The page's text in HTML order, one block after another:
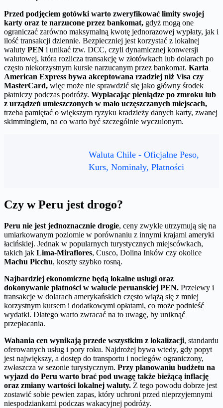
Przed podjęciem gotówki warto zweryfikować limity swojej
karty oraz te narzucone przez bankomat, gdyż mogą one
ograniczać zarówno maksymalną kwotę jednorazowej wypłaty, jak i
ilość transakcji dziennie. Bezpieczniej jest korzystać z lokalnej
waluty PEN i unikać tzw. DCC, czyli dynamicznej konwersji
walutowej, która rozlicza transakcję w złotówkach lub dolarach po
często niekorzystnym kursie narzucanym przez bankomat. Karta
American Express bywa akceptowana rzadziej niż Visa czy
MasterCard, więc może nie sprawdzić się jako główny środek
płatniczy podczas podróży. Wypłacając pieniądze po zmroku lub
z urządzeń umieszczonych w mało uczęszczanych miejscach,
trzeba pamiętać o większym ryzyku kradzieży danych karty, zwanej
skimmingiem, na co warto być szczególnie wyczulonym.
Waluta Chile - Oficjalne Peso,
Kurs, Nominały, Płatności
Czy w Peru jest drogo?
Peru nie jest jednoznacznie drogie, ceny zwykle utrzymują się na
umiarkowanym poziomie w porównaniu z innymi krajami ameryki
łacińskiej. Jednak w popularnych turystycznych miejscówkach,
takich jak Lima-Miraflores, Cusco, Dolina Inków czy okolice
Machu Picchu, koszty szybko rosną.
Najbardziej ekonomiczne będą lokalne usługi oraz
dokonywanie płatności w walucie peruanskiej PEN. Przelewy i
transakcje w dolarach amerykańskich często wiążą się z mniej
korzystnym kursem i dodatkowymi opłatami, co może podnieść
wydatki. Dlatego warto zwracać na to uwagę, by uniknąć
przepłacania.
Wahania cen wynikają przede wszystkim z lokalizacji, standardu
oferowanych usług i pory roku. Najdrożej bywa wtedy, gdy popyt
jest największy, a dostęp do transportu i noclegów ograniczony,
zwłaszcza w sezonie turystycznym. Przy planowaniu budżetu na
wyjazd do Peru warto brać pod uwagę także bieżącą inflację
oraz zmiany wartości lokalnej waluty. Z tego powodu dobrze jest
zostawić sobie pewien zapas, który uchroni przed nieprzyjemnymi
niespodziankami podczas wakacyjnej podróży.